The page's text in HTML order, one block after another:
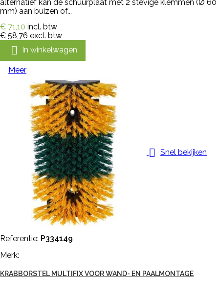
alternatief kan de schuurplaat met 2 stevige klemmen (Ø 60
mm) aan buizen of...
€ 71,10 incl. btw
€ 58,76 excl. btw
 In winkelwagen
Meer
 Snel bekijken
Referentie: P334149
Merk:
KRABBORSTEL MULTIFIX VOOR WAND- EN PAALMONTAGE